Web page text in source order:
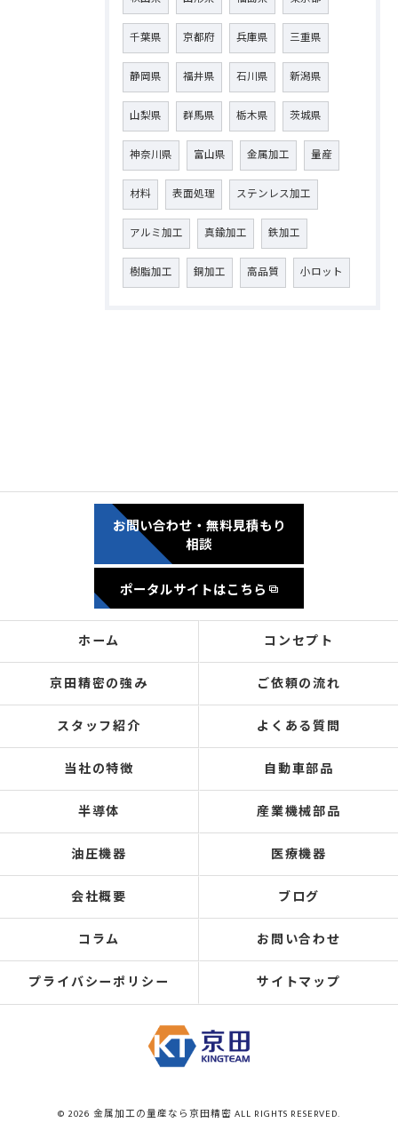
千葉県 京都府 兵庫県 三重県
静岡県 福井県 石川県 新潟県
山梨県 群馬県 栃木県 茨城県
神奈川県 富山県 金属加工 量産
材料 表面処理 ステンレス加工
アルミ加工 真鍮加工 鉄加工
樹脂加工 銅加工 高品質 小ロット
お問い合わせ・無料見積もり
相談
ポータルサイトはこちら
ホーム コンセプト
京田精密の強み ご依頼の流れ
スタッフ紹介 よくある質問
当社の特徴 自動車部品
半導体 産業機械部品
油圧機器 医療機器
会社概要 ブログ
コラム お問い合わせ
プライバシーポリシー サイトマップ
© 2026 金属加工の量産なら京田精密 ALL RIGHTS RESERVED.